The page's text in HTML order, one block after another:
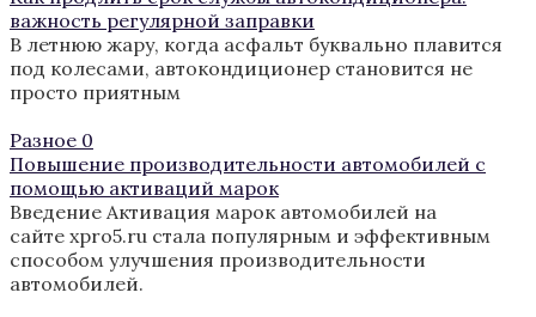
важность регулярной заправки
В летнюю жару, когда асфальт буквально плавится
под колесами, автокондиционер становится не
просто приятным
Разное 0
Повышение производительности автомобилей с
помощью активаций марок
Введение Активация марок автомобилей на
сайте xpro5.ru стала популярным и эффективным
способом улучшения производительности
автомобилей.